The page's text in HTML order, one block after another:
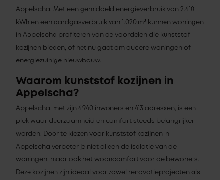
Appelscha. Met een gemiddeld energieverbruik van 2.410
kWh en een aardgasverbruik van 1.020 m³ kunnen woningen
in Appelscha profiteren van de voordelen die kunststof
kozijnen bieden, of het nu gaat om oudere woningen of
energiezuinige nieuwbouw.
Waarom kunststof kozijnen in
Appelscha?
Appelscha, met zijn 4.940 inwoners en 413 adressen, is een
plek waar duurzaamheid en comfort steeds belangrijker
worden. Door te kiezen voor kunststof kozijnen in
Appelscha verbeter je niet alleen de isolatie van de
woningen, maar ook het wooncomfort voor de bewoners.
Deze kozijnen zijn ideaal voor zowel renovatieprojecten als